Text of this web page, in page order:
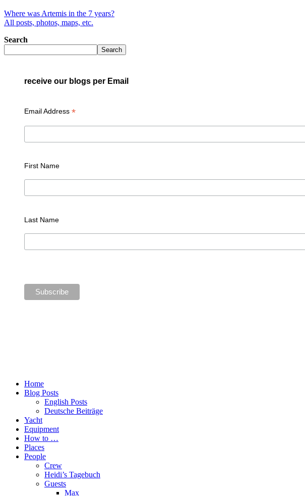
Where was Artemis in the 7 years?
All posts, photos, maps, etc.
Search
Search
receive our blogs per Email
Email Address *
First Name
Last Name
Home
Blog Posts
English Posts
Deutsche Beiträge
Yacht
Equipment
How to …
Places
People
Crew
Heidi’s Tagebuch
Guests
Max